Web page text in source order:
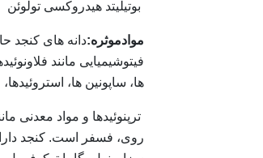
بوتیلیتد هیدروکسی تولوئن
موادموثره:دانه های کنجد
فیتوشیمیایی مانند
ها، ساپونین ها، استروئیدها،
ترپنوئیدها و مواد معدنی
روی، فسفر است. کنجد